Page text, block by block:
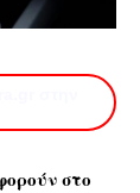
στο